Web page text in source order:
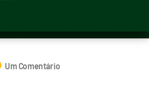
Um Comentário